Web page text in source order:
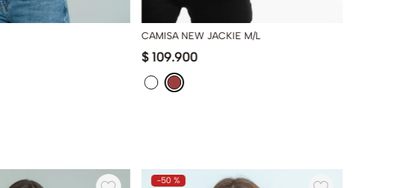
CAMISA NEW JACKIE M/L
$ 109.900
-50 %